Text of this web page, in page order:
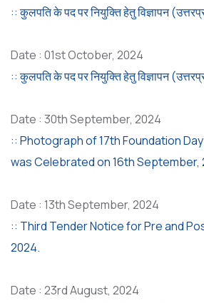
:: कुलपति के पद पर नियुक्ति हेतु विज्ञापन
Date : 01st October, 2024
:: कुलपति के पद पर नियुक्ति हेतु विज्ञापन
Date : 30th September, 2024
:: Photograph of 17th Foundation
was Celebrated on 16th September,
Date : 13th September, 2024
:: Third Tender Notice for Pre and
2024.
Date : 23rd August, 2024